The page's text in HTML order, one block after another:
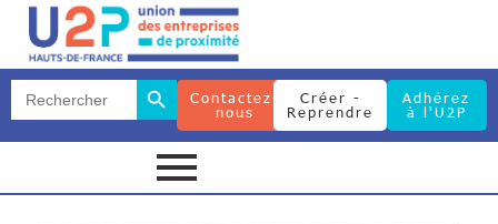
Search
for:
Search Button
Contactez-
nous
Créer -
Reprendre
Adhérez
à l'U2P
Search Search Button